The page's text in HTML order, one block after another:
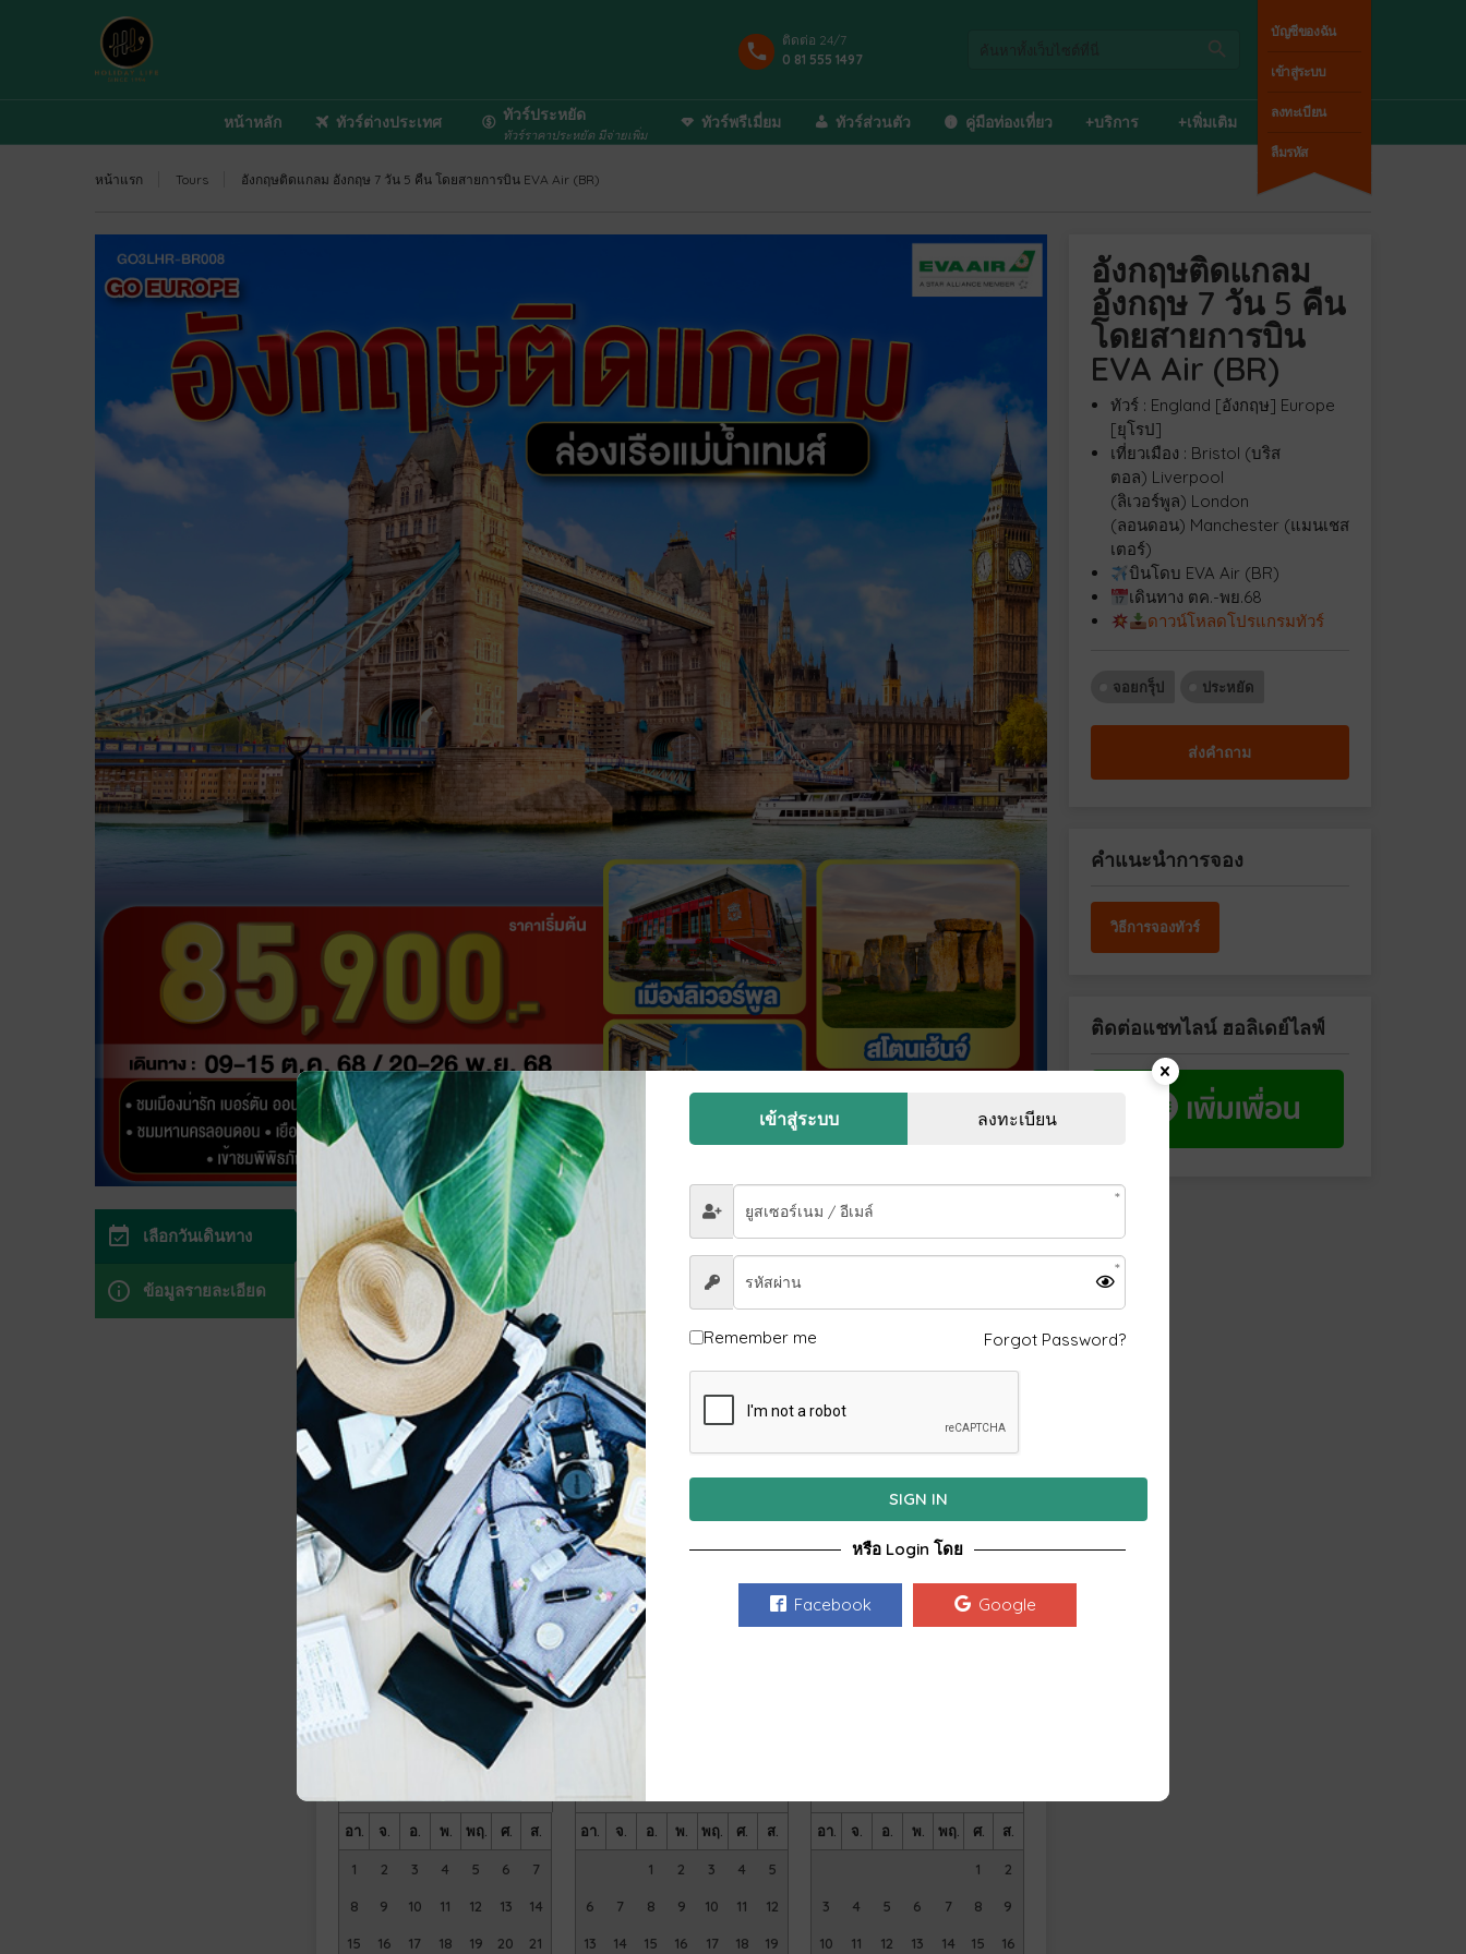
บัญชีของฉัน
เข้าสู่ระบบ
ลงทะเบียน
ลืมรหัส
ติดต่อ 24/7
0 81 555 1497
หน้าหลัก ทัวร์ต่างประเทศ ทัวร์ประหยัด
ทัวร์ราคาประหยัด มีจ่ายเพิ่ม
ทัวร์พรีเมี่ยม ทัวร์ส่วนตัว คู่มือท่องเที่ยว +บริการ +เพิ่มเติม
หน้าแรก Tours อังกฤษติดแกลม อังกฤษ 7 วัน 5 คืน โดยสายการบิน EVA Air (BR)
event_available เลือกวันเดินทาง
info_outline ข้อมูลรายละเอียด
เลือกวันเดินทาง
ใช้ปฏิทินด้านล่างเพื่อจอง ทัวร์.
วันที่เลือก
สิงหาคม 2026
พฤ. ศ. ส.
1
3 4 7 8
10 12 13 14 15
16 18 19 20 21 22
23 24 28 29
30
กันยายน 2026
อา. จ. อ.
6 7
14 15 19
20 21
27
ตุลาคม 2026
อ. พ. พฤ.
11 12 15 16 17
อา. จ. อ. พ. พฤ. ศ. ส.
1 2 3 4 5 6 7
8 9 10 11 12 13 14
15 16 17 18 19 20 21
อา. จ. อ. พ. พฤ. ศ. ส.
1 2 3 4 5
6 7 8 9 10 11 12
13 14 15 16 17 18 19
อา. จ. อ. พ. พฤ. ศ. ส.
1 2
3 4 5 6 7 8 9
10 11 12 13 14 15 16
อังกฤษติดแกลม
อังกฤษ 7 วัน 5 คืน
โดยสายการบิน
EVA Air (BR)
ทัวร์ : England [อังกฤษ] Europe
[ยุโรป]
เที่ยวเมือง : Bristol (บริส
ตอล) Liverpool
(ลิเวอร์พูล) London
(ลอนดอน) Manchester (แมนเชส
เตอร์)
บินโดบ EVA Air (BR)
เดินทาง ตค.-พย.68
ดาวน์โหลดโปรแกรมทัวร์
จอยกรุ็ป ประหยัด
ส่งคำถาม
คำแนะนำการจอง
วิธีการจองทัวร์
ติดต่อแชทไลน์ ฮอลิเดย์ไลฟ์
เข้าสู่ระบบ ลงทะเบียน
Remember me Forgot Password?
SIGN IN
หรือ Login โดย
Facebook Google